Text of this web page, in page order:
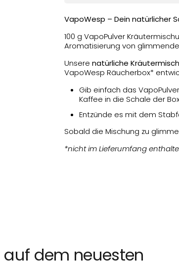
VapoWesp – Dein natürlicher
100 g VapoPulver
Aromatisierung von
Unsere natürliche
VapoWesp Räucherbox*
Gib einfach das
Kaffee in die Schale der
Entzünde es mit dem
Sobald die Mischung zu
*nicht im Lieferumfang
dem neuesten